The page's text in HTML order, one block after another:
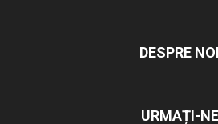
DESPRE NOI
URMAȚI-NE